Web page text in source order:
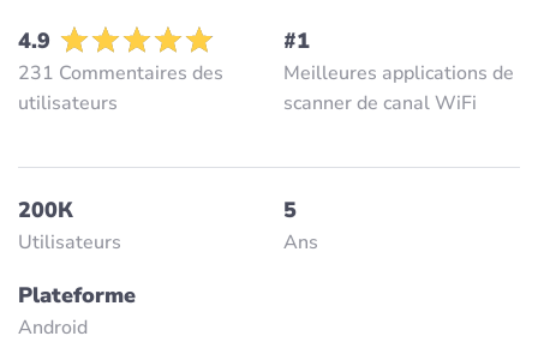
4.9
231 Commentaires des
utilisateurs
#1
Meilleures applications de
scanner de canal WiFi
200К
Utilisateurs
5
Ans
Plateforme
Android